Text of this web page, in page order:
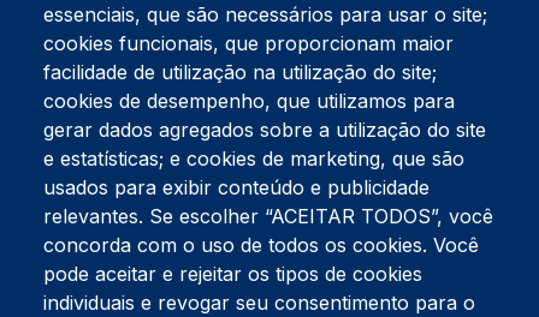
Tel:234 390 100Fax:234 390 100
Endereço Postal
Apartado 42
Rua Gil Eanes 31
3834-908 Gafanha da Nazaré
Estúdios
Rua Prior Guerra
Edifício do Centro Cultural da Gafanha da Nazaré
essenciais, que são necessários para usar o site;
cookies funcionais, que proporcionam maior
facilidade de utilização na utilização do site;
cookies de desempenho, que utilizamos para
gerar dados agregados sobre a utilização do site
e estatísticas; e cookies de marketing, que são
usados para exibir conteúdo e publicidade
relevantes. Se escolher “ACEITAR TODOS”, você
concorda com o uso de todos os cookies. Você
pode aceitar e rejeitar os tipos de cookies
individuais e revogar seu consentimento para o